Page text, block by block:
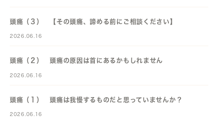
頭痛（３） 【その頭痛、諦める前にご相談ください】
2026.06.16
頭痛（２） 頭痛の原因は首にあるかもしれません
2026.06.16
頭痛（１） 頭痛は我慢するものだと思っていませんか？
2026.06.16